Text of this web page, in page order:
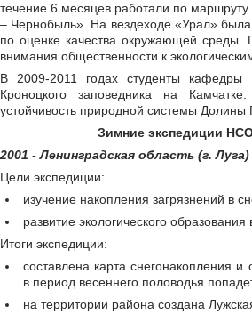
течение 6 месяцев работали по
– Чернобыль». На вездеходе «Урал»
по оценке качества окружающей среды.
внимания общественности к
В 2009-2011 годах студенты кафедры
Кроноцкого заповедника на
устойчивость природной системы Долины
Зимние экспедиции
2001 - Ленинградская область (г. Луга)
Цели экспедиции:
изучение накопления загрязнений в
развитие экологического образования
Итоги экспедиции:
составлена карта снегонакопления
в период весеннего половодья
на территории района создана